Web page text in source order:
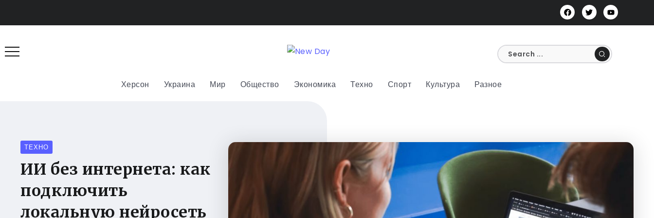
Херсон Украина Мир Общество Экономика Техно Спорт Культура Разное
ТЕХНО
ИИ без интернета: как
подключить
локальную нейросеть